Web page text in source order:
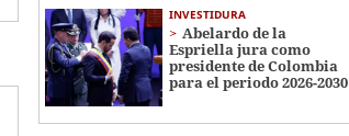
INVESTIDURA
Abelardo de la
Espriella jura como
presidente de Colombia
para el periodo 2026-2030